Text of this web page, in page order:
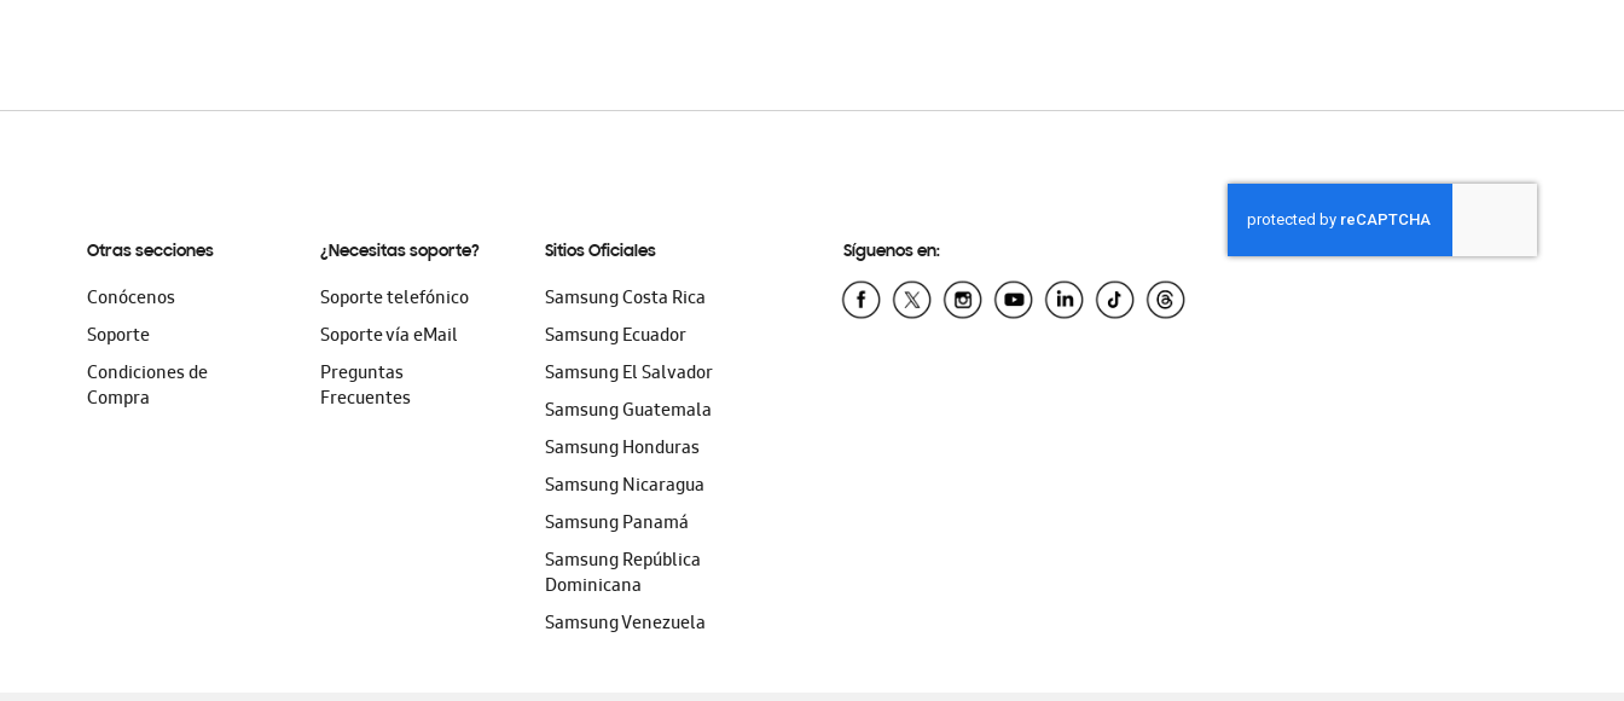
Otras secciones
Conócenos
Soporte
Condiciones de
Compra
¿Necesitas soporte?
Soporte telefónico
Soporte vía eMail
Preguntas
Frecuentes
Sitios Oficiales
Samsung Costa Rica
Samsung Ecuador
Samsung El Salvador
Samsung Guatemala
Samsung Honduras
Samsung Nicaragua
Samsung Panamá
Samsung República
Dominicana
Samsung Venezuela
Síguenos en: